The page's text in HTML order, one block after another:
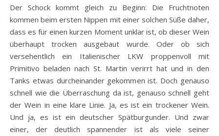
Der Schock kommt gleich zu Beginn: Die Fruchtnoten
kommen beim ersten Nippen mit einer solchen Süße daher,
dass es für einen kurzen Moment unklar ist, ob dieser Wein
überhaupt trocken ausgebaut wurde. Oder ob sich
versehentlich ein Italienischer LKW proppenvoll mit
Primitivo beladen nach St. Martin verirrt hat und in den
Tanks etwas durcheinander gekommen ist. Doch genauso
schnell wie die Überraschung da ist, genauso schnell geht
der Wein in eine klare Linie. Ja, es ist ein trockener Wein.
Und ja, es ist ein deutscher Spätburgunder. Und zwar
einer, der deutlich spannender ist als viele seiner